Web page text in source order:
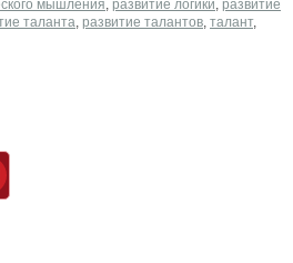
мышления, развитие логики, развитие
таланта, развитие талантов, талант,